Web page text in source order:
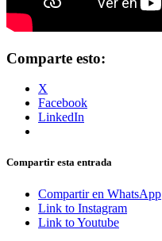
Comparte esto:
X
Facebook
LinkedIn
Compartir esta entrada
Compartir en WhatsApp
Link to Instagram
Link to Youtube